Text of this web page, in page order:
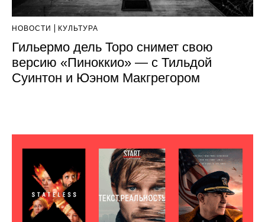
НОВОСТИ КУЛЬТУРА
Гильермо дель Торо снимет свою
версию «Пиноккио» — с Тильдой
Суинтон и Юэном Макгрегором